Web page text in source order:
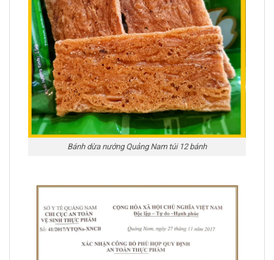
Bánh dừa nướng Quảng Nam túi 12 bánh